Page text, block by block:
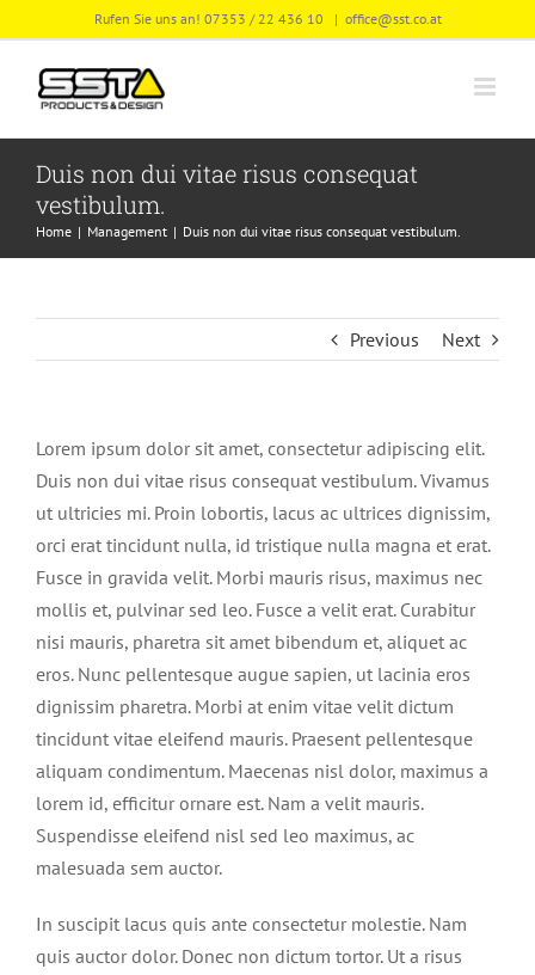
to
content
Rufen Sie uns an! 07353 / 22 436 10 | office@sst.co.at
Duis non dui vitae risus consequat
vestibulum.
Home Management Duis non dui vitae risus consequat vestibulum.
Previous Next
Lorem ipsum dolor sit amet, consectetur adipiscing elit.
Duis non dui vitae risus consequat vestibulum. Vivamus
ut ultricies mi. Proin lobortis, lacus ac ultrices dignissim,
orci erat tincidunt nulla, id tristique nulla magna et erat.
Fusce in gravida velit. Morbi mauris risus, maximus nec
mollis et, pulvinar sed leo. Fusce a velit erat. Curabitur
nisi mauris, pharetra sit amet bibendum et, aliquet ac
eros. Nunc pellentesque augue sapien, ut lacinia eros
dignissim pharetra. Morbi at enim vitae velit dictum
tincidunt vitae eleifend mauris. Praesent pellentesque
aliquam condimentum. Maecenas nisl dolor, maximus a
lorem id, efficitur ornare est. Nam a velit mauris.
Suspendisse eleifend nisl sed leo maximus, ac
malesuada sem auctor.
In suscipit lacus quis ante consectetur molestie. Nam
quis auctor dolor. Donec non dictum tortor. Ut a risus